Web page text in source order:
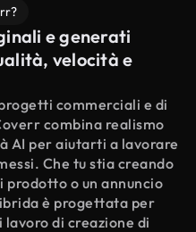
e generati
velocità e
commerciali e di
combina realismo
AI per aiutarti a lavorare
Che tu stia creando
prodotto o un annuncio
è progettata per
di creazione di